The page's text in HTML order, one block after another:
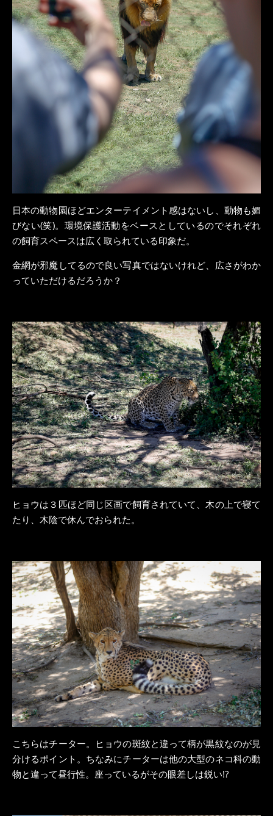
日本の動物園ほどエンターテイメント感はないし、動物も媚
びない(笑)。環境保護活動をベースとしているのでそれぞれ
の飼育スペースは広く取られている印象だ。
金網が邪魔してるので良い写真ではないけれど、広さがわか
っていただけるだろうか？
ヒョウは３匹ほど同じ区画で飼育されていて、木の上で寝て
たり、木陰で休んでおられた。
こちらはチーター。ヒョウの斑紋と違って柄が黒紋なのが見
分けるポイント。ちなみにチーターは他の大型のネコ科の動
物と違って昼行性。座っているがその眼差しは鋭い!?